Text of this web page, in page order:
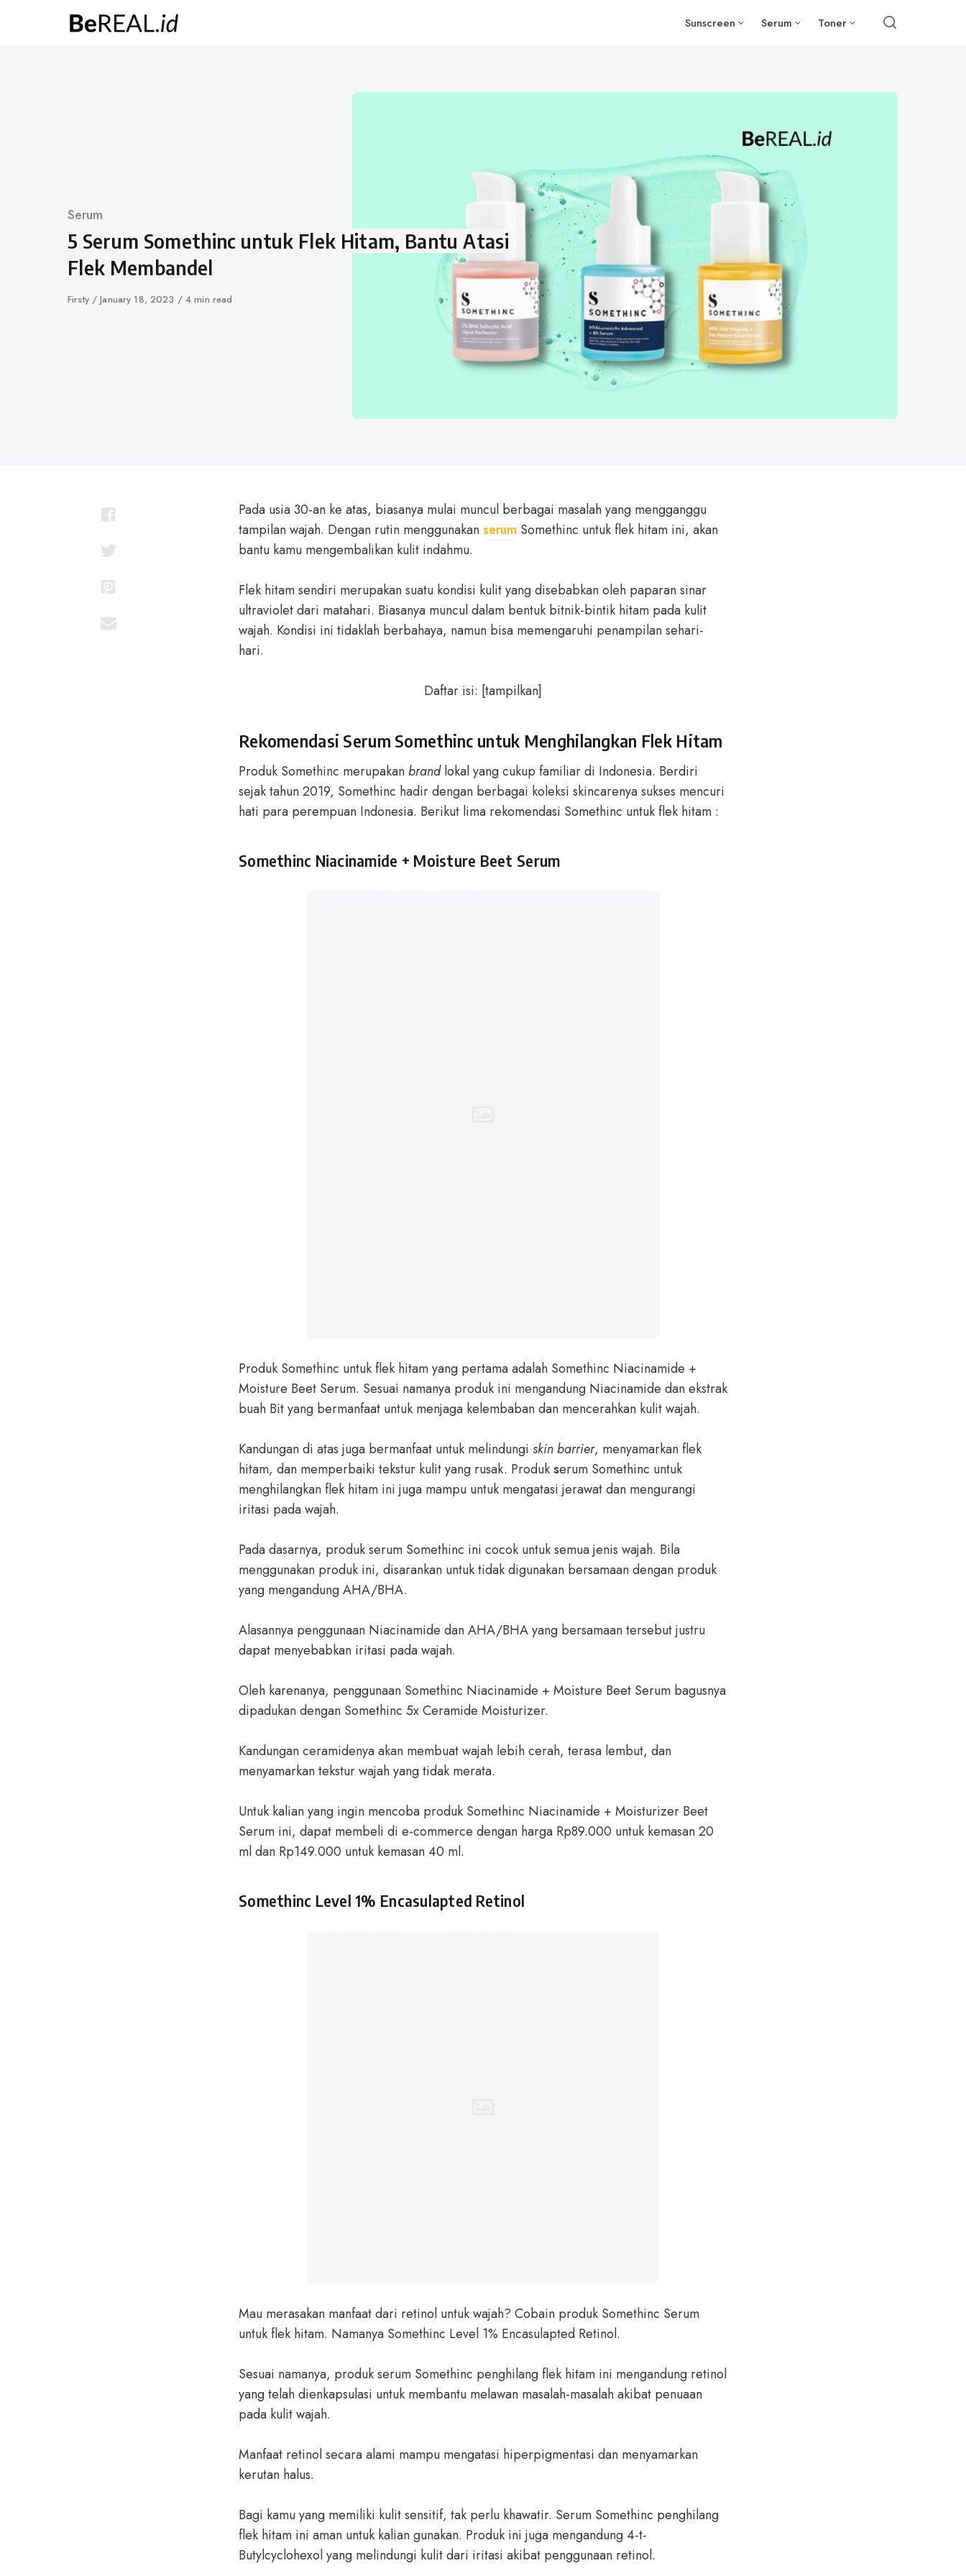
Sunscreen Serum Toner
Category
Serum
5 Serum Somethinc untuk Flek Hitam, Bantu Atasi
Flek Membandel
Author
Firsty
Published
January 18, 2023 4 min read
Pada usia 30-an ke atas, biasanya mulai muncul berbagai masalah yang mengganggu
tampilan wajah. Dengan rutin menggunakanserum Somethinc untuk flek hitam ini, akan
bantu kamu mengembalikan kulit indahmu.
Flek hitam sendiri merupakan suatu kondisi kulit yang disebabkan oleh paparan sinar
ultraviolet dari matahari. Biasanya muncul dalam bentuk bitnik-bintik hitam pada kulit
wajah. Kondisi ini tidaklah berbahaya, namun bisa memengaruhi penampilan sehari-
hari.
Daftar isi: [tampilkan]
Rekomendasi Serum Somethinc untuk Menghilangkan Flek Hitam
Produk Somethinc merupakanbrandlokal yang cukup familiar di Indonesia. Berdiri
sejak tahun 2019, Somethinc hadir dengan berbagai koleksi skincarenya sukses mencuri
hati para perempuan Indonesia. Berikut lima rekomendasi Somethinc untuk flek hitam :
Somethinc Niacinamide + Moisture Beet Serum
Produk Somethinc untuk flek hitam yang pertama adalah Somethinc Niacinamide +
Moisture Beet Serum. Sesuai namanya produk ini mengandung Niacinamide dan ekstrak
buah Bit yang bermanfaat untuk menjaga kelembaban dan mencerahkan kulit wajah.
Kandungan di atas juga bermanfaat untuk melindungi skin barrier, menyamarkan flek
hitam, dan memperbaiki tekstur kulit yang rusak. Produkserum Somethinc untuk
menghilangkan flek hitam ini juga mampu untuk mengatasi jerawat dan mengurangi
iritasi pada wajah.
Pada dasarnya, produk serum Somethinc ini cocok untuk semua jenis wajah. Bila
menggunakan produk ini, disarankan untuk tidak digunakan bersamaan dengan produk
yang mengandung AHA/BHA.
Alasannya penggunaan Niacinamide dan AHA/BHA yang bersamaan tersebut justru
dapat menyebabkan iritasi pada wajah.
Oleh karenanya, penggunaan Somethinc Niacinamide + Moisture Beet Serum bagusnya
dipadukan dengan Somethinc 5x Ceramide Moisturizer.
Kandungan ceramidenya akan membuat wajah lebih cerah, terasa lembut, dan
menyamarkan tekstur wajah yang tidak merata.
Untuk kalian yang ingin mencoba produk Somethinc Niacinamide + Moisturizer Beet
Serum ini, dapat membeli di e-commerce dengan harga Rp89.000 untuk kemasan 20
ml dan Rp149.000 untuk kemasan 40 ml.
Somethinc Level 1% Encasulapted Retinol
Mau merasakan manfaat dari retinol untuk wajah? Cobain produk Somethinc Serum
untuk flek hitam. Namanya Somethinc Level 1% Encasulapted Retinol.
Sesuai namanya, produk serum Somethinc penghilang flek hitam ini mengandung retinol
yang telah dienkapsulasi untuk membantu melawan masalah-masalah akibat penuaan
pada kulit wajah.
Manfaat retinol secara alami mampu mengatasi hiperpigmentasi dan menyamarkan
kerutan halus.
Bagi kamu yang memiliki kulit sensitif, tak perlu khawatir. Serum Somethinc penghilang
flek hitam ini aman untuk kalian gunakan. Produk ini juga mengandung 4-t-
Butylcyclohexol yang melindungi kulit dari iritasi akibat penggunaan retinol.